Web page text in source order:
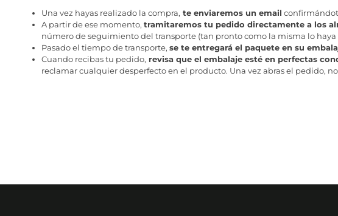
Una vez hayas realizado la compra, te enviaremos un email
A partir de ese momento, tramitaremos tu pedido directamente a los
número de seguimiento del transporte (tan pronto como la misma lo
Pasado el tiempo de transporte, se te entregará el paquete en su
Cuando recibas tu pedido, revisa que el embalaje esté en perfectas
reclamar cualquier desperfecto en el producto. Una vez abras el pedido,